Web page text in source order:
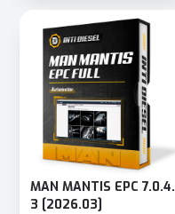
MAN MANTIS EPC 7.0.4.
3 [2026.03]